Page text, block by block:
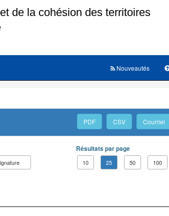
Nouveautés
PDF CSV Courriel
Résultats par page
10 25 50 100